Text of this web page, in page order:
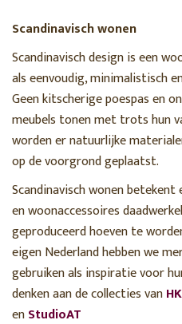
Scandinavisch wonen
Scandinavisch design is een
als eenvoudig, minimalistisch
Geen kitscherige poespas en
meubels tonen met trots hun
worden er natuurlijke
op de voorgrond geplaatst.
Scandinavisch wonen
en woonaccessoires
geproduceerd hoeven te
eigen Nederland hebben we
gebruiken als inspiratie voor
denken aan de collecties van
enStudioAT